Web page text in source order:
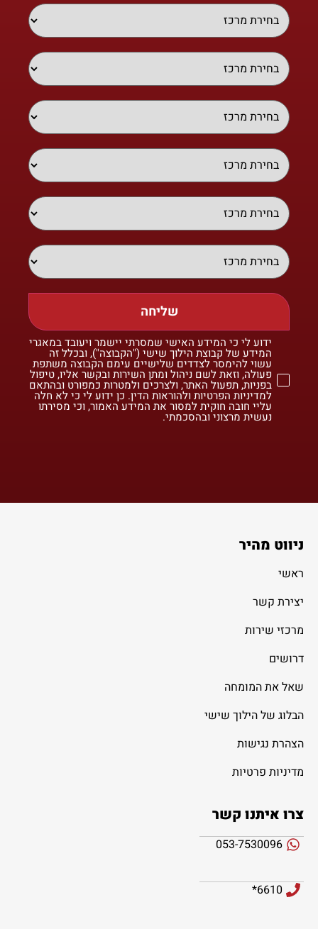
שליחה
ידוע לי כי המידע האישי שמסרתי יישמר ויעובד במאגרי
המידע של קבוצת הילוך שישי ("הקבוצה"), ובכלל זה
עשוי להימסר לצדדים שלישיים עימם הקבוצה משתפת
פעולה, וזאת לשם ניהול ומתן השירות ובקשר אליו, טיפול
בפניות, תפעול האתר, ולצרכים ולמטרות כמפורט ובהתאם
למדיניות הפרטיות ולהוראות הדין. כן ידוע לי כי לא חלה
עליי חובה חוקית למסור את המידע האמור, וכי מסירתו
נעשית מרצוני ובהסכמתי.
ניווט מהיר
ראשי
יצירת קשר
מרכזי שירות
דרושים
שאל את המומחה
הבלוג של הילוך שישי
הצהרת נגישות
מדיניות פרטיות
צרו איתנו קשר
053-7530096
6610*